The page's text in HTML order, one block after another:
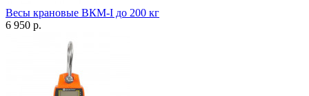
Весы крановые ВКМ-I до 200 кг
6 950 р.